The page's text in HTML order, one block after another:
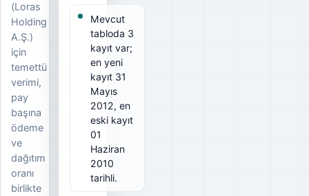
(Loras
Holding
A.Ş.)
için
temettü
verimi,
pay
başına
ödeme
ve
dağıtım
oranı
birlikte
Mevcut
tabloda 3
kayıt var;
en yeni
kayıt 31
Mayıs
2012, en
eski kayıt
01
Haziran
2010
tarihli.